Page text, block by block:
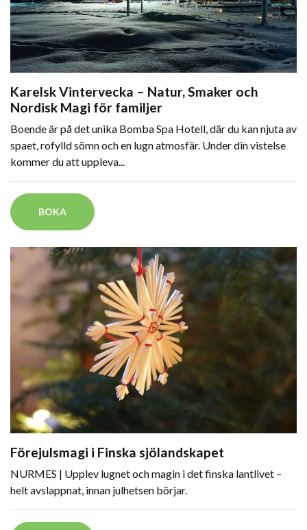
Karelsk Vintervecka – Natur, Smaker och
Nordisk Magi för familjer
Boende är på det unika Bomba Spa Hotell, där du kan njuta av
spaet, rofylld sömn och en lugn atmosfär. Under din vistelse
kommer du att uppleva...
BOKA
Förejulsmagi i Finska sjölandskapet
NURMES | Upplev lugnet och magin i det finska lantlivet –
helt avslappnat, innan julhetsen börjar.